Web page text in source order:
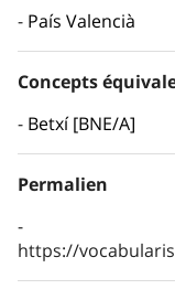
País Valencià
Concepts
Betxí [BNE/A]
Permalien
https://